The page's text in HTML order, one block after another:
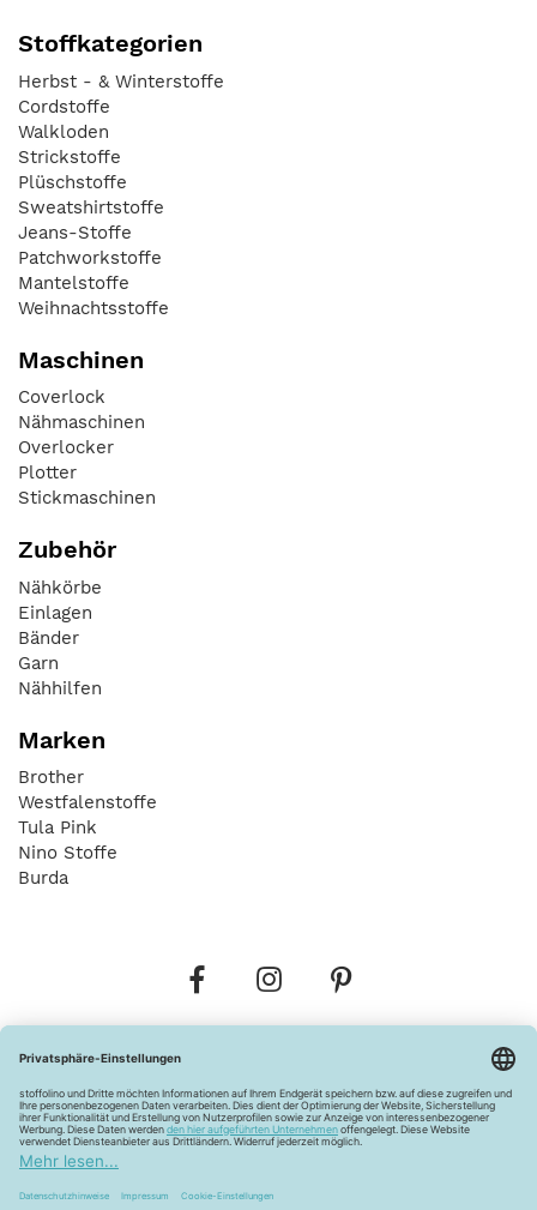
Stoffkategorien
Herbst - & Winterstoffe
Cordstoffe
Walkloden
Strickstoffe
Plüschstoffe
Sweatshirtstoffe
Jeans-Stoffe
Patchworkstoffe
Mantelstoffe
Weihnachtsstoffe
Maschinen
Coverlock
Nähmaschinen
Overlocker
Plotter
Stickmaschinen
Zubehör
Nähkörbe
Einlagen
Bänder
Garn
Nähhilfen
Marken
Brother
Westfalenstoffe
Tula Pink
Nino Stoffe
Burda
Widerrufsbelehrung Vertrag widerrufen
Barrierefreiheitserklärung